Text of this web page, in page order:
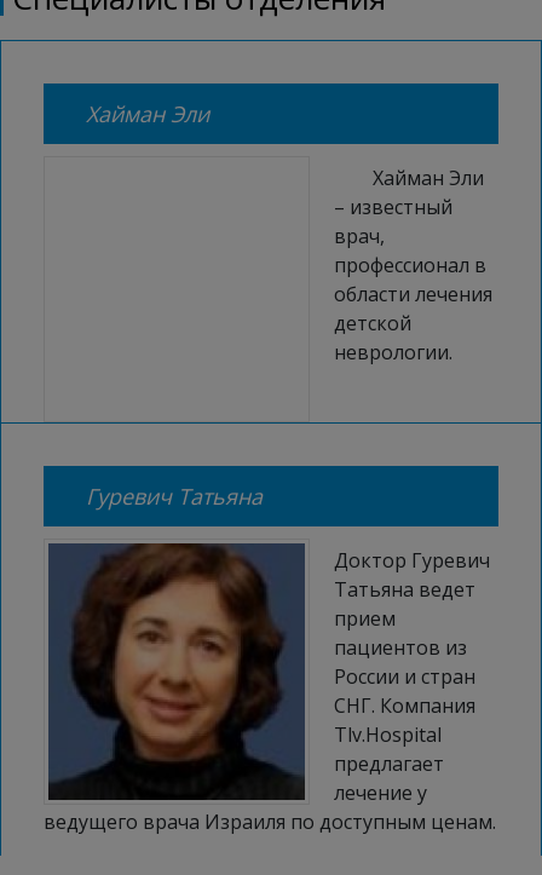
Хайман Эли
Хайман Эли
– известный
врач,
профессионал в
области лечения
детской
неврологии.
Гуревич Татьяна
Доктор Гуревич
Татьяна ведет
прием
пациентов из
России и стран
СНГ. Компания
Tlv.Hospital
предлагает
лечение у
ведущего врача Израиля по доступным ценам.